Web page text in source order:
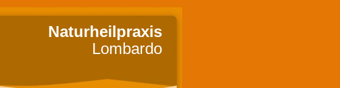
Naturheilpraxis
Lombardo